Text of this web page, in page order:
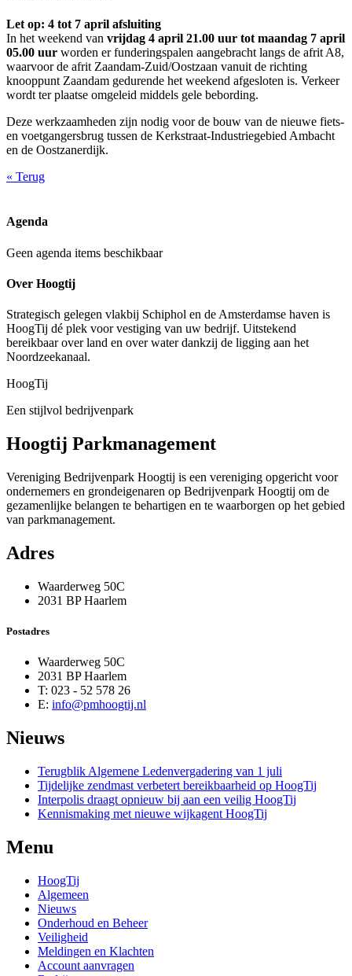
Let op: 4 tot 7 april afsluiting
In het weekend van vrijdag 4 april 21.00 uur tot maandag 7 april
05.00 uur worden er funderingspalen aangebracht langs de afrit A8,
waarvoor de afrit Zaandam-Zuid/Oostzaan vanuit de richting
knooppunt Zaandam gedurende het weekend afgesloten is. Verkeer
wordt ter plaatse omgeleid middels gele bebording.
Deze werkzaamheden zijn nodig voor de bouw van de nieuwe fiets-
en voetgangersbrug tussen de Kerkstraat-Industriegebied Ambacht
en de Oostzanerdijk.
« Terug
Agenda
Geen agenda items beschikbaar
Over Hoogtij
Strategisch gelegen vlakbij Schiphol en de Amsterdamse haven is
HoogTij dé plek voor vestiging van uw bedrijf. Uitstekend
bereikbaar over land en over water dankzij de ligging aan het
Noordzeekanaal.
HoogTij
Een stijlvol bedrijvenpark
Hoogtij Parkmanagement
Vereniging Bedrijvenpark Hoogtij is een vereniging opgericht voor
ondernemers en grondeigenaren op Bedrijvenpark Hoogtij om de
gezamenlijke belangen te behartigen en te waarborgen op het gebied
van parkmanagement.
Adres
Waarderweg 50C
2031 BP Haarlem
Postadres
Waarderweg 50C
2031 BP Haarlem
T: 023 - 52 578 26
E: info@pmhoogtij.nl
Nieuws
Terugblik Algemene Ledenvergadering van 1 juli
Tijdelijke zendmast verbetert bereikbaarheid op HoogTij
Interpolis draagt opnieuw bij aan een veilig HoogTij
Kennismaking met nieuwe wijkagent HoogTij
Menu
HoogTij
Algemeen
Nieuws
Onderhoud en Beheer
Veiligheid
Meldingen en Klachten
Account aanvragen